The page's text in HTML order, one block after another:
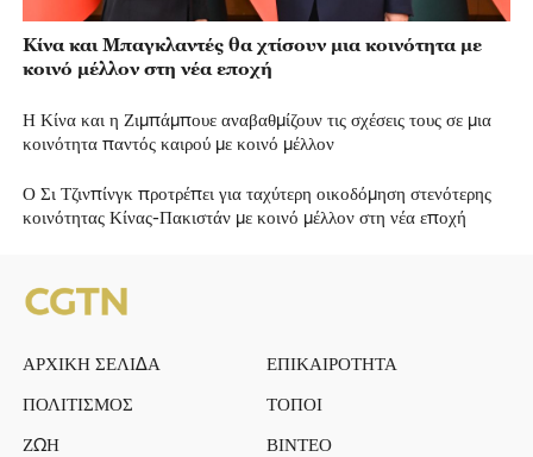
Κίνα και Μπαγκλαντές θα χτίσουν μια κοινότητα με
κοινό μέλλον στη νέα εποχή
Η Κίνα και η Ζιμπάμπουε αναβαθμίζουν τις σχέσεις τους σε μια
κοινότητα παντός καιρού με κοινό μέλλον
Ο Σι Τζινπίνγκ προτρέπει για ταχύτερη οικοδόμηση στενότερης
κοινότητας Κίνας-Πακιστάν με κοινό μέλλον στη νέα εποχή
ΑΡΧΙΚΗ ΣΕΛΙΔΑ
ΕΠΙΚΑΙΡΟΤΗΤΑ
ΠΟΛΙΤΙΣΜΟΣ
ΤΟΠΟΙ
ΖΩΗ
ΒΙΝΤΕΟ